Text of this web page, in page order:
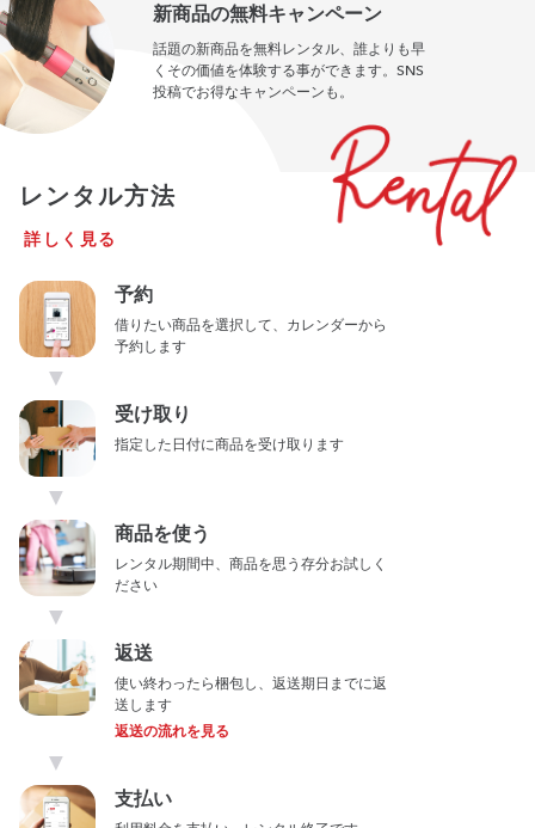
新商品の無料キャンペーン
話題の新商品を無料レンタル、誰よりも早
くその価値を体験する事ができます。SNS
投稿でお得なキャンペーンも。
レンタル方法
詳しく見る
予約
借りたい商品を選択して、カレンダーから
予約します
▼
受け取り
指定した日付に商品を受け取ります
▼
商品を使う
レンタル期間中、商品を思う存分お試しく
ださい
▼
返送
使い終わったら梱包し、返送期日までに返
送します
返送の流れを見る
▼
支払い